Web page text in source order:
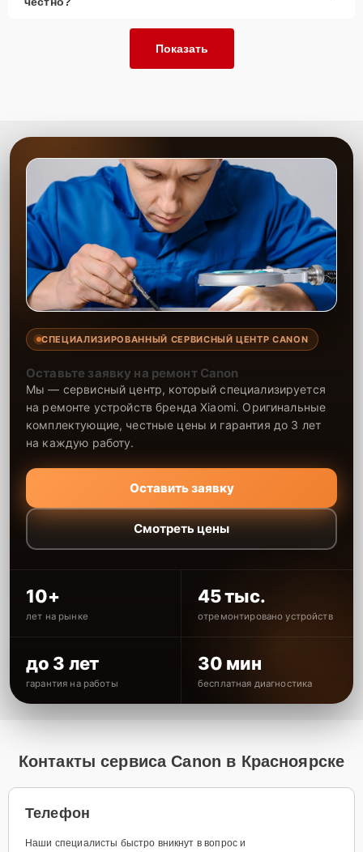
Показать
СПЕЦИАЛИЗИРОВАННЫЙ СЕРВИСНЫЙ ЦЕНТР CANON
Оставьте заявку на ремонт Canon
Мы — сервисный центр, который специализируется
на ремонте устройств бренда Xiaomi. Оригинальные
комплектующие, честные цены и гарантия до 3 лет
на каждую работу.
Оставить заявку
Смотреть цены
10+
лет на рынке
45 тыс.
отремонтировано устройств
до 3 лет
гарантия на работы
30 мин
бесплатная диагностика
Контакты сервиса Canon в Красноярске
Телефон
Наши специалисты быстро вникнут в вопрос и